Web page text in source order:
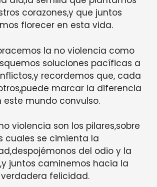
corazones,y que juntos
florecer en esta vida.
la no violencia como
soluciones pacíficas a
recordemos que, cada
marcar la diferencia
este mundo convulso.
violencia son los pilares,sobre
cuales se cimienta la
del odio y la
juntos caminemos hacia la
verdadera felicidad.